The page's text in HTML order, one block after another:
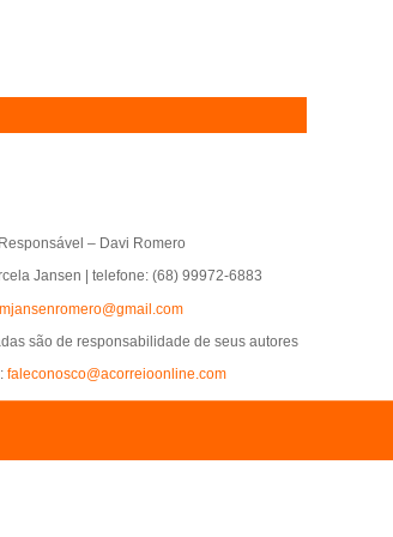
– Davi Romero
Jansen | telefone: (68) 99972-6883
mjansenromero@gmail.com
são de responsabilidade de seus autores
faleconosco@acorreioonline.com